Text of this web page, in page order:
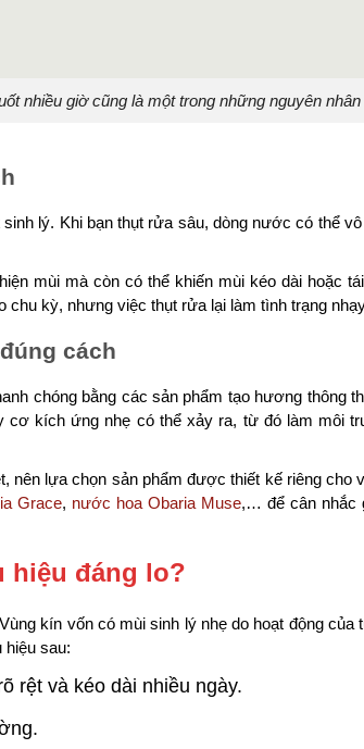
nhiều giờ cũng là một trong những nguyên
lý. Khi bạn thụt rửa sâu, dòng nước có thể
mùi mà còn có thể khiến mùi kéo dài hoặc
chu kỳ, nhưng việc thụt rửa lại làm tình trạng
cách
chóng bằng các sản phẩm tạo hương thông
cơ kích ứng nhẹ có thể xảy ra, từ đó làm môi
nên lựa chọn sản phẩm được thiết kế riêng cho
Grace, nước hoa Obaria Muse,… để cân nhắc
hiệu đáng lo?
kín vốn có mùi sinh lý nhẹ do hoạt động của
hiệu sau:
rệt và kéo dài nhiều ngày.